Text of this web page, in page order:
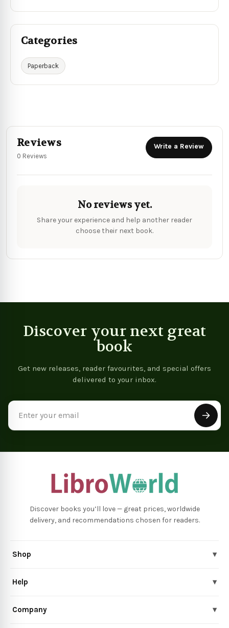
Categories
Paperback
Reviews
0 Reviews
Write a Review
No reviews yet.
Share your experience and help another reader
choose their next book.
Discover your next great
book
Get new releases, reader favourites, and special offers
delivered to your inbox.
Discover books you’ll love — great prices, worldwide
delivery, and recommendations chosen for readers.
Shop ▾
Help ▾
Company ▾